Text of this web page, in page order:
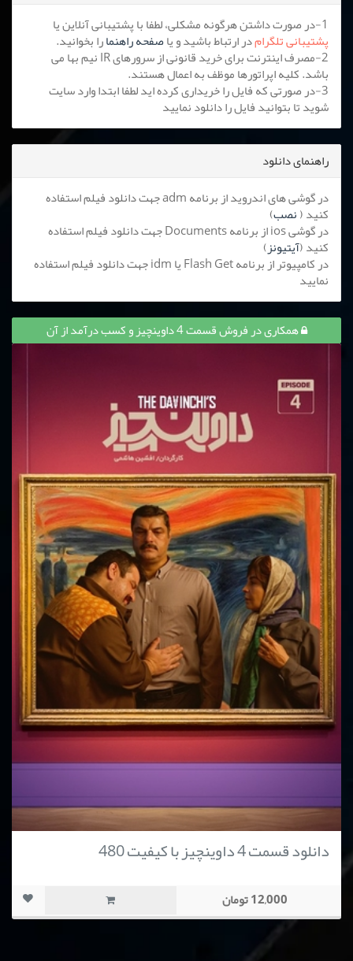
1-در صورت داشتن هرگونه مشکلی، لطفا با پشتیبانی آنلاین یا
پشتیبانی تلگرامدر ارتباط باشید و یاصفحه راهنمارا بخوانید.
2-مصرف اینترنت برای خرید قانونی از سرورهای IR نیم بها می
باشد. کلیه اپراتورها موظف به اعمال هستند.
3-در صورتی که فایل را خریداری کرده اید لطفا ابتدا وارد سایت
شوید تا بتوانید فایل را دانلود نمایید
راهنمای دانلود
در گوشی های اندروید از برنامه adm جهت دانلود فیلم استفاده
کنید (نصب)
در گوشی ios از برنامه Documents جهت دانلود فیلم استفاده
کنید (آیتیونز)
در کامپیوتر از برنامه Flash Get یا idm جهت دانلود فیلم استفاده
نمایید
همکاری در فروش قسمت 4 داوینچیز و کسب درآمد از آن
دانلود قسمت 4 داوینچیز با کیفیت 480
12,000 تومان